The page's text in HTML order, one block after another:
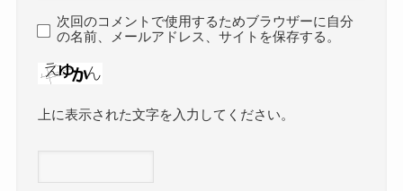
次回のコメントで使用するためブラウザーに自分
の名前、メールアドレス、サイトを保存する。
上に表示された文字を入力してください。